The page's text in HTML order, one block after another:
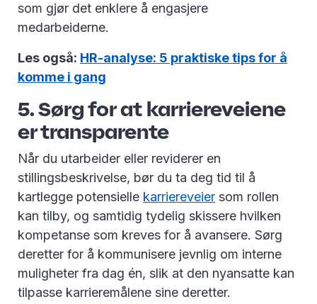
som gjør det enklere å engasjere
medarbeiderne.
Les også: HR-analyse: 5 praktiske tips for å
komme i gang
5. Sørg for at karriereveiene
er transparente
Når du utarbeider eller reviderer en
stillingsbeskrivelse, bør du ta deg tid til å
kartlegge potensielle karriereveier som rollen
kan tilby, og samtidig tydelig skissere hvilken
kompetanse som kreves for å avansere. Sørg
deretter for å kommunisere jevnlig om interne
muligheter fra dag én, slik at den nyansatte kan
tilpasse karrieremålene sine deretter.